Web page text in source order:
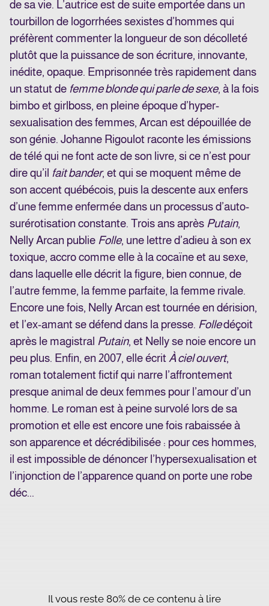
de sa vie. L’autrice est de suite emportée dans un
tourbillon de logorrhées sexistes d’hommes qui
préfèrent commenter la longueur de son décolleté
plutôt que la puissance de son écriture, innovante,
inédite, opaque. Emprisonnée très rapidement dans
un statut de femme blonde qui parle de sexe, à la fois
bimbo et girlboss, en pleine époque d’hyper-
sexualisation des femmes, Arcan est dépouillée de
son génie. Johanne Rigoulot raconte les émissions
de télé qui ne font acte de son livre, si ce n’est pour
dire qu’il fait bander, et qui se moquent même de
son accent québécois, puis la descente aux enfers
d’une femme enfermée dans un processus d’auto-
surérotisation constante. Trois ans après Putain,
Nelly Arcan publie Folle, une lettre d’adieu à son ex
toxique, accro comme elle à la cocaïne et au sexe,
dans laquelle elle décrit la figure, bien connue, de
l’autre femme, la femme parfaite, la femme rivale.
Encore une fois, Nelly Arcan est tournée en dérision,
et l’ex-amant se défend dans la presse. Folledéçoit
après le magistral Putain, et Nelly se noie encore un
peu plus. Enfin, en 2007, elle écrit À ciel ouvert,
roman totalement fictif qui narre l’affrontement
presque animal de deux femmes pour l’amour d’un
homme. Le roman est à peine survolé lors de sa
promotion et elle est encore une fois rabaissée à
son apparence et décrédibilisée : pour ces hommes,
il est impossible de dénoncer l’hypersexualisation et
l’injonction de l’apparence quand on porte une robe
déc...
Il vous reste 80% de ce contenu à lire